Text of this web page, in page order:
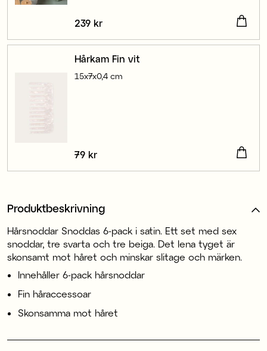
Pris :239 kr
239 kr
Hårkam Fin vit
15x7x0,4 cm
Pris:79 kr
79 kr
Produktbeskrivning
Hårsnoddar Snoddas 6-pack i satin. Ett set med sex
snoddar, tre svarta och tre beiga. Det lena tyget är
skonsamt mot håret och minskar slitage och märken.
Innehåller 6-pack hårsnoddar
Fin håraccessoar
Skonsamma mot håret